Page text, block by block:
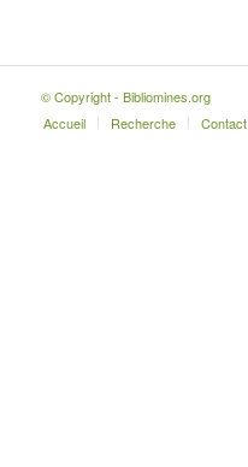
© Copyright - Bibliomines.org
Accueil
Recherche Contact